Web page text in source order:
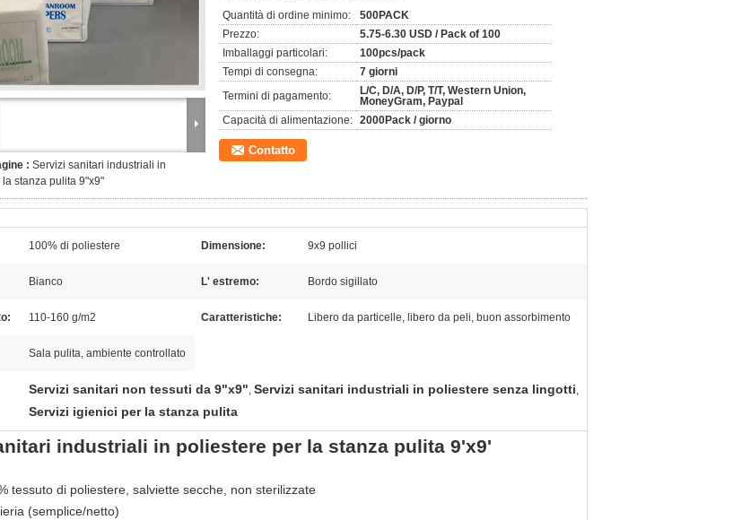
: Servizi sanitari industriali in
stanza pulita 9"x9"
Quantità di ordine minimo:
500PACK
Prezzo:
5.75-6.30 USD / Pack of 100
Imballaggi particolari:
100pcs/pack
Tempi di consegna:
7 giorni
Termini di pagamento:
L/C, D/A, D/P, T/T, Western Union,
MoneyGram, Paypal
Capacità di alimentazione: 2000Pack / giorno
Contatto
100% di poliestere Dimensione: 9x9 pollici
Bianco L' estremo: Bordo sigillato
110-160 g/m2 Caratteristiche: Libero da particelle, libero da peli, buon assorbimento
Sala pulita, ambiente controllato
Servizi sanitari non tessuti da 9"x9", Servizi sanitari industriali in poliestere senza lingotti,
Servizi igienici per la stanza pulita
industriali in poliestere per la stanza pulita 9'x9'
tessuto di poliestere, salviette secche, non sterilizzate
(semplice/netto)